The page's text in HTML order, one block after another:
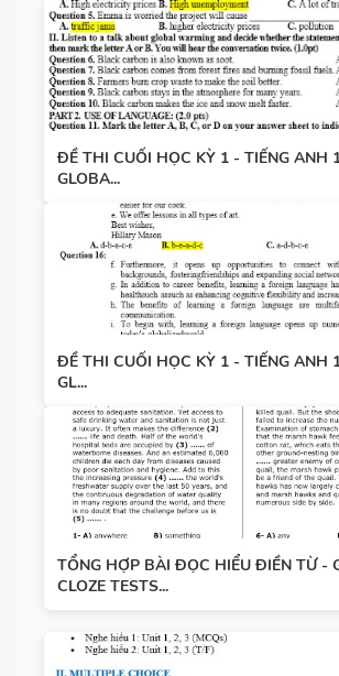
ĐỀ THI CUỐI HỌC KỲ 1 - TIẾNG ANH
GLOBA...
ĐỀ THI CUỐI HỌC KỲ 1 - TIẾNG ANH
GL...
TỔNG HỢP BÀI ĐỌC HIỂU ĐIỀN TỪ -
CLOZE TESTS...